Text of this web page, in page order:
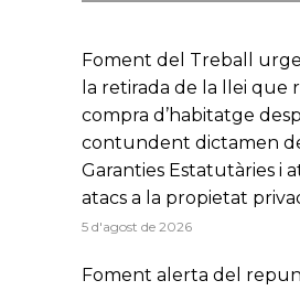
Foment del Treball
la retirada de la llei que
compra d’habitatge
contundent dictamen
Garanties Estatutàries i
atacs a la propietat
5 d'agost de 2026
Foment alerta del